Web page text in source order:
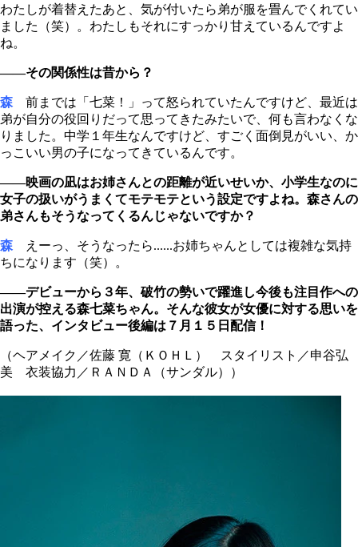
わたしが着替えたあと、気が付いたら弟が服を畳んでくれてい
ました（笑）。わたしもそれにすっかり甘えているんですよ
ね。
――その関係性は昔から？
森 前までは「七菜！」って怒られていたんですけど、最近は
弟が自分の役回りだって思ってきたみたいで、何も言わなくな
りました。中学１年生なんですけど、すごく面倒見がいい、か
っこいい男の子になってきているんです。
――映画の凪はお姉さんとの距離が近いせいか、小学生なのに
女子の扱いがうまくてモテモテという設定ですよね。森さんの
弟さんもそうなってくるんじゃないですか？
森
えーっ、そうなったら......お姉ちゃんとしては複雑な気持
ちになります（笑）。
――デビューから３年、破竹の勢いで躍進し今後も注目作への
出演が控える森七菜ちゃん。そんな彼女が女優に対する思いを
語った、インタビュー後編は７月１５日配信！
（ヘアメイク／佐藤 寛（ＫＯＨＬ） スタイリスト／申谷弘
美 衣装協力／ＲＡＮＤＡ（サンダル））